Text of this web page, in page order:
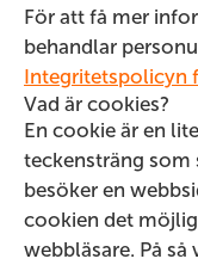
För att få mer
behandlar
Integritetspolicyn
Vad är cookies?
En cookie är en
teckensträng som
besöker en
cookien det
webbläsare. På